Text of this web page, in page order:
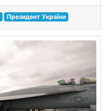
Президент України